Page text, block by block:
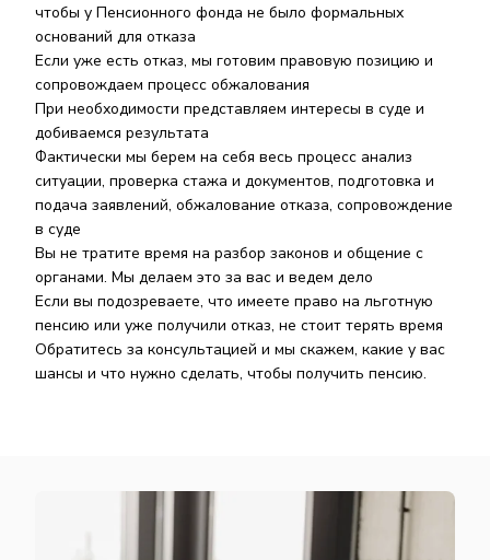
чтобы у Пенсионного фонда не было формальных
оснований для отказа
Если уже есть отказ, мы готовим правовую позицию и
сопровождаем процесс обжалования
При необходимости представляем интересы в суде и
добиваемся результата
Фактически мы берем на себя весь процесс анализ
ситуации, проверка стажа и документов, подготовка и
подача заявлений, обжалование отказа, сопровождение
в суде
Вы не тратите время на разбор законов и общение с
органами. Мы делаем это за вас и ведем дело
Если вы подозреваете, что имеете право на льготную
пенсию или уже получили отказ, не стоит терять время
Обратитесь за консультацией и мы скажем, какие у вас
шансы и что нужно сделать, чтобы получить пенсию.